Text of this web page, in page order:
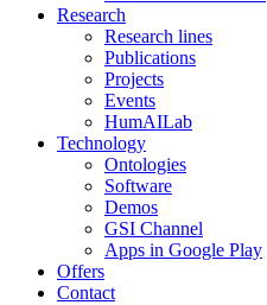
Research
Research lines
Publications
Projects
Events
HumAILab
Technology
Ontologies
Software
Demos
GSI Channel
Apps in Google Play
Offers
Contact